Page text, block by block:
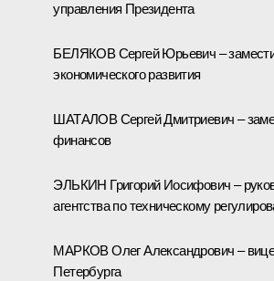
управления Президента
БЕЛЯКОВ Сергей Юрьевич –
экономического развития
ШАТАЛОВ Сергей Дмитриевич –
финансов
ЭЛЬКИН Григорий Иосифович –
агентства по техническому
МАРКОВ Олег Александрович –
Петербурга